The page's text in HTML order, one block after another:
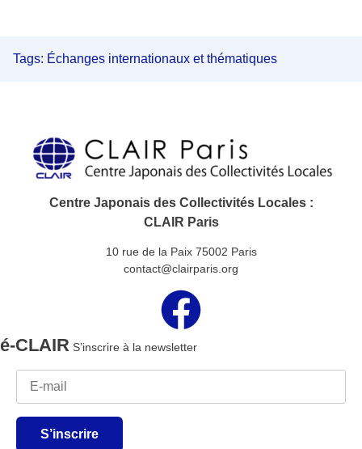
Tags: Échanges internationaux et thématiques
Centre Japonais des Collectivités Locales :
CLAIR Paris
10 rue de la Paix 75002 Paris
contact@clairparis.org
é-CLAIR S’inscrire à la newsletter
S’inscrire